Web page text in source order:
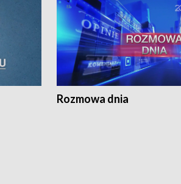
Rozmowa dnia